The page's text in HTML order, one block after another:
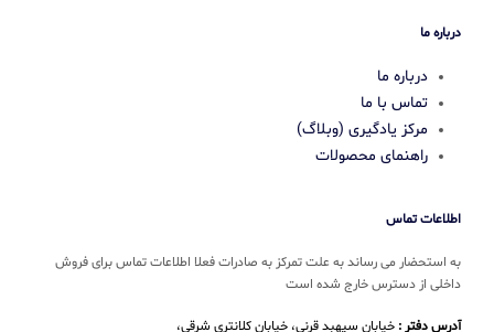
درباره ما
درباره ما
تماس با ما
مرکز یادگیری (وبلاگ)
راهنمای محصولات
اطلاعات تماس
به استحضار می رساند به علت تمرکز به صادرات فعلا اطلاعات تماس برای فروش
داخلی از دسترس خارج شده است
آدرس دفتر : خیابان سپهبد قرنی، خیابان کلانتری شرقی،